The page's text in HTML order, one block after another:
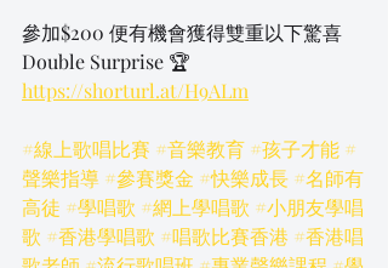
參加$200 便有機會獲得雙重以下驚喜
Double Surprise 🏆
https://shorturl.at/H9ALm
#線上歌唱比賽 #音樂教育 #孩子才能 #
聲樂指導 #參賽獎金 #快樂成長 #名師有
高徒 #學唱歌 #網上學唱歌 #小朋友學唱
歌 #香港學唱歌 #唱歌比賽香港 #香港唱